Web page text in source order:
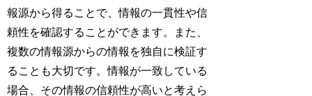
報源から得ることで、情報の一貫性や信
頼性を確認することができます。また、
複数の情報源からの情報を独自に検証す
ることも大切です。情報が一致している
場合、その情報の信頼性が高いと考えら